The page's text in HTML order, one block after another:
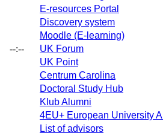
--:--
E-resources Portal
Discovery system
Moodle (E-learning)
UK Forum
UK Point
Centrum Carolina
Doctoral Study Hub
Klub Alumni
4EU+ European University
List of advisors